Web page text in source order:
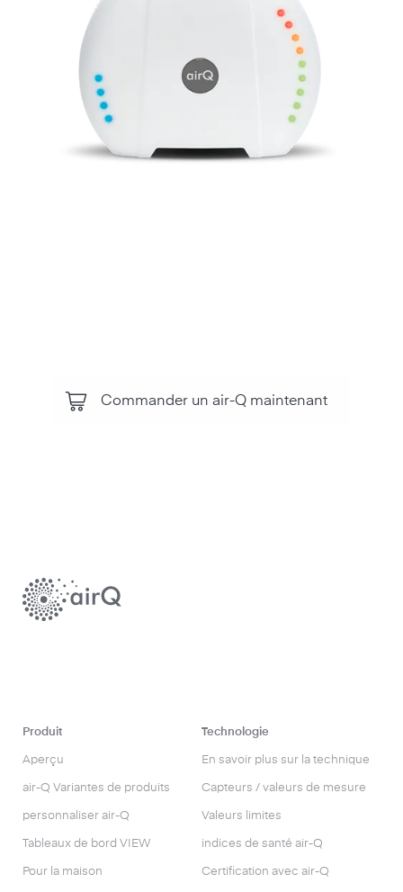
Commander un air-Q maintenant
Produit
Aperçu
air-Q Variantes de produits
personnaliser air-Q
Tableaux de bord VIEW
Pour la maison
Technologie
En savoir plus sur la technique
Capteurs / valeurs de mesure
Valeurs limites
indices de santé air-Q
Certification avec air-Q